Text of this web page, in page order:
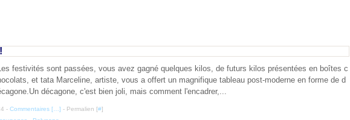
festivités sont passées, vous avez gagné quelques kilos, de futurs kilos présentées en boîtes c
et tata Marceline, artiste, vous a offert un magnifique tableau post-moderne en forme de d
décagone, c'est bien joli, mais comment l'encadrer,...
- Commentaires [ ] - Permalien [#]